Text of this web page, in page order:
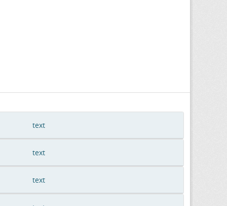
text
text
text